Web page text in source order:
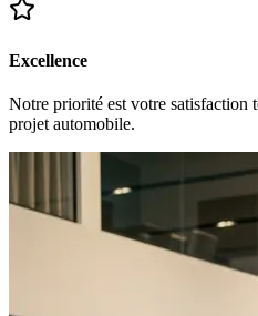
Excellence
Notre priorité est votre satisfaction
projet automobile.